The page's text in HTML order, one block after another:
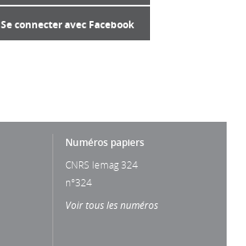
Se connecter avec Facebook
Numéros papiers
CNRS lemag 324
n°324
Voir tous les numéros